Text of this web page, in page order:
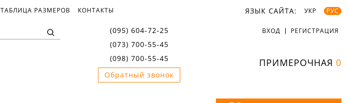
ТАБЛИЦА РАЗМЕРОВ КОНТАКТЫ ЯЗЫК САЙТА: УКР РУС
(095) 604-72-25
(073) 700-55-45
(098) 700-55-45
Обратный звонок
ВХОД РЕГИСТРАЦИЯ
ПРИМЕРОЧНАЯ 0